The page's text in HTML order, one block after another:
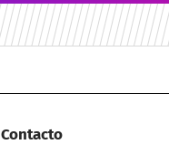
Contacto